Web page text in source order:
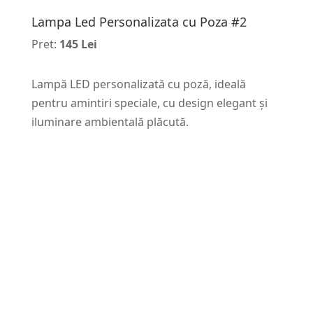
Lampa Led Personalizata cu Poza #2
Pret: 145 Lei
Lampă LED personalizată cu poză, ideală
pentru amintiri speciale, cu design elegant și
iluminare ambientală plăcută.